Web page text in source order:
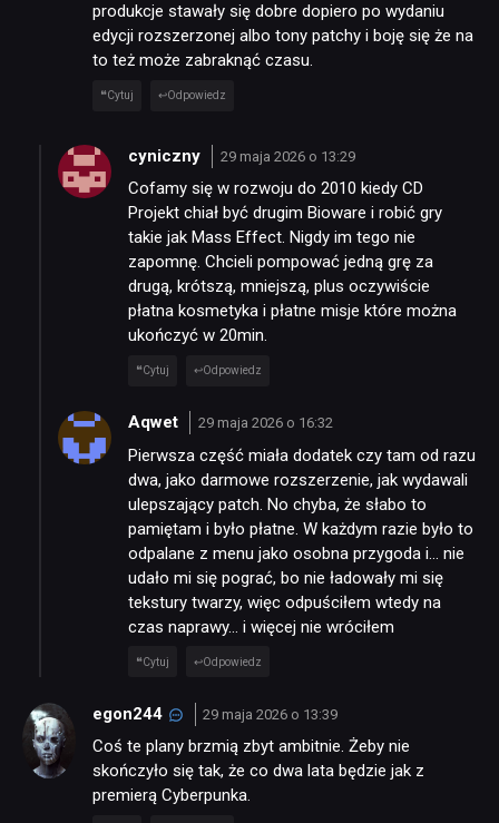
produkcje stawały się dobre dopiero po wydaniu
edycji rozszerzonej albo tony patchy i boję się że na
to też może zabraknąć czasu.
Cytuj Odpowiedz
cyniczny 29 maja 2026 o 13:29
Cofamy się w rozwoju do 2010 kiedy CD
Projekt chiał być drugim Bioware i robić gry
takie jak Mass Effect. Nigdy im tego nie
zapomnę. Chcieli pompować jedną grę za
drugą, krótszą, mniejszą, plus oczywiście
płatna kosmetyka i płatne misje które można
ukończyć w 20min.
Cytuj Odpowiedz
Aqwet 29 maja 2026 o 16:32
Pierwsza część miała dodatek czy tam od razu
dwa, jako darmowe rozszerzenie, jak wydawali
ulepszający patch. No chyba, że słabo to
pamiętam i było płatne. W każdym razie było to
odpalane z menu jako osobna przygoda i… nie
udało mi się pograć, bo nie ładowały mi się
tekstury twarzy, więc odpuściłem wtedy na
czas naprawy… i więcej nie wróciłem
Cytuj Odpowiedz
egon244 29 maja 2026 o 13:39
Coś te plany brzmią zbyt ambitnie. Żeby nie
skończyło się tak, że co dwa lata będzie jak z
premierą Cyberpunka.